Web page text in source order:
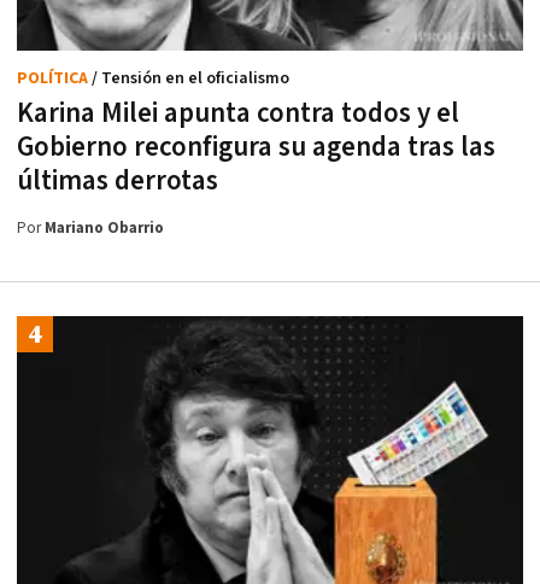
Karina Milei apunta contra todos y el
Gobierno reconfigura su agenda tras las
últimas derrotas
POLÍTICA/ Tensión en el oficialismo
PorMariano Obarrio